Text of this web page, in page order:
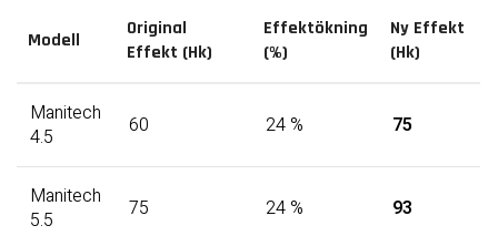
Modell
Original
Effekt (hk)
Effektökning
(%)
Ny Effekt
(hk)
Manitech
4.5
60 24 % 75
Manitech
5.5
75 24 % 93